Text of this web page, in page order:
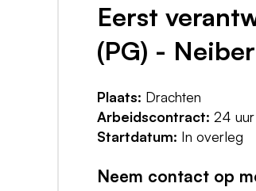
Eerst
(PG) -
Plaats: Drachten
Arbeidscontract: 24
Startdatum: In overleg
Neem contact op